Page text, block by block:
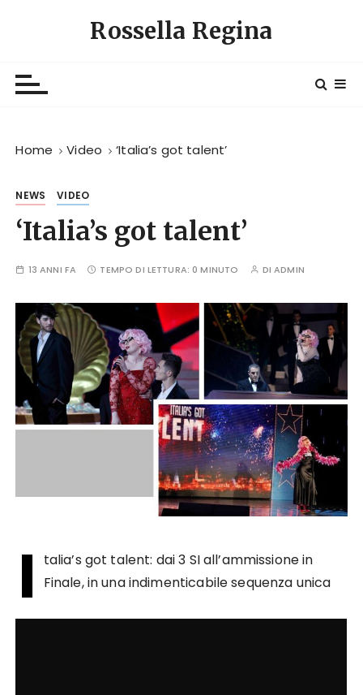
Rossella Regina
Home Video ‘Italia’s got talent’
NEWS VIDEO
‘Italia’s got talent’
13 ANNI FA TEMPO DI LETTURA: 0 MINUTO DIADMIN
I
talia’s got talent: dai 3 SI all’ammissione in
Finale, in una indimenticabile sequenza unica